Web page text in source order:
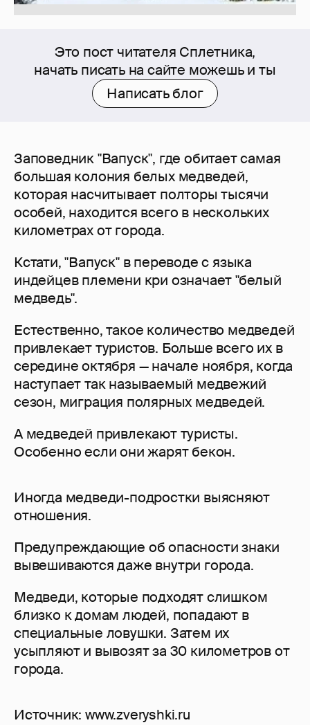
Это пост читателя Сплетника,
начать писать на сайте можешь и ты
Написать блог
Заповедник "Вапуск", где обитает самая
большая колония белых медведей,
которая насчитывает полторы тысячи
особей, находится всего в нескольких
километрах от города.
Кстати, "Вапуcк" в переводе с языка
индейцев племени кри означает "белый
медведь".
Естественно, такое количество медведей
привлекает туристов. Больше всего их в
середине октября — начале ноября, когда
наступает так называемый медвежий
сезон, миграция полярных медведей.
А медведей привлекают туристы.
Особенно если они жарят бекон.
Иногда медведи-подростки выясняют
отношения.
Предупреждающие об опасности знаки
вывешиваются даже внутри города.
Медведи, которые подходят слишком
близко к домам людей, попадают в
специальные ловушки. Затем их
усыпляют и вывозят за 30 километров от
города.
Источник: www.zveryshki.ru